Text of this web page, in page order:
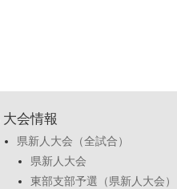
大会情報
県新人大会（全試合）
県新人大会
東部支部予選（県新人大会）